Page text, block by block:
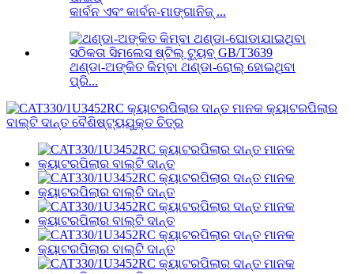
କାର୍ବନ ଏବଂ କାର୍ବନ-ମାଙ୍ଗାନିଜ୍ ...
ଥଣ୍ଡା-ଅଙ୍କିତ କିମ୍ବା ଥଣ୍ଡା-ରୋଲ୍ ହୋଇଥିବା
ପ୍ରି...